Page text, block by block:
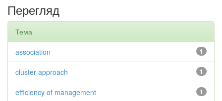
Перегляд
Тема
1
association
1
cluster approach
1
efficiency of management